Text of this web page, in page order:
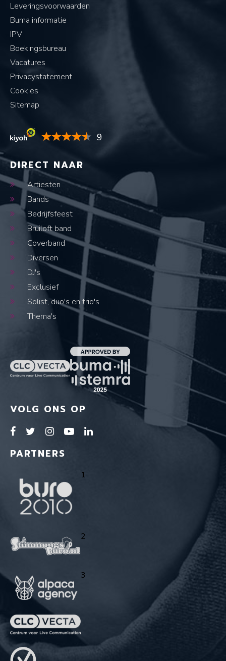
Leveringsvoorwaarden
Buma informatie
IPV
Boekingsbureau
Vacatures
Privacystatement
Cookies
Sitemap
9
DIRECT NAAR
Artiesten
Bands
Bedrijfsfeest
Bruiloft band
Coverband
Diversen
DJ's
Exclusief
Solist, duo's en trio's
Thema's
VOLG ONS OP
PARTNERS
1
2
3